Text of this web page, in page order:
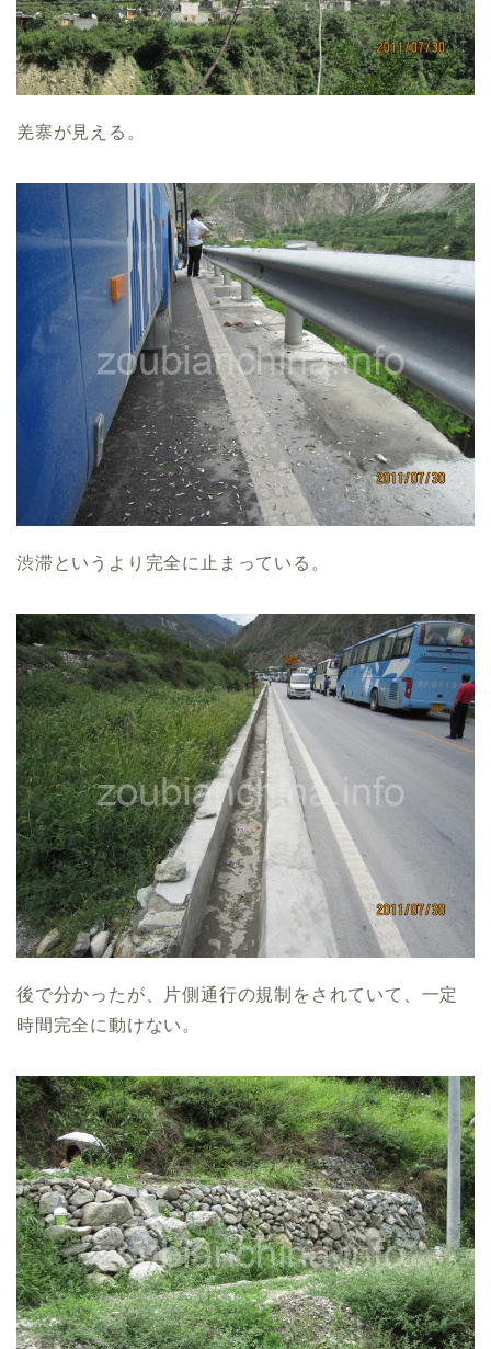
羌寨が見える。
渋滞というより完全に止まっている。
後で分かったが、片側通行の規制をされていて、一定
時間完全に動けない。